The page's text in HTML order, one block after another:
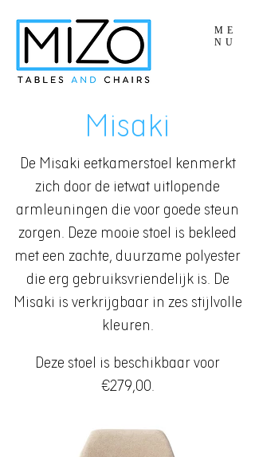
ME
NU
Misaki
De Misaki eetkamerstoel kenmerkt
zich door de ietwat uitlopende
armleuningen die voor goede steun
zorgen. Deze mooie stoel is bekleed
met een zachte, duurzame polyester
die erg gebruiksvriendelijk is. De
Misaki is verkrijgbaar in zes stijlvolle
kleuren.
Deze stoel is beschikbaar voor
€279,00.